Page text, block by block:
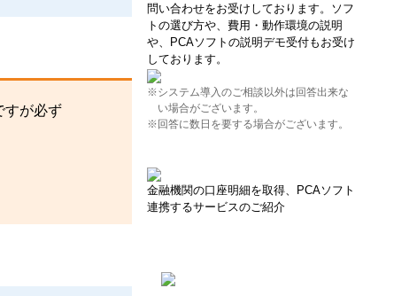
問い合わせをお受けしております。ソフ
トの選び方や、費用・動作環境の説明
や、PCAソフトの説明デモ受付もお受け
しております。
※システム導入のご相談以外は回答出来な
い場合がございます。
※回答に数日を要する場合がございます。
金融機関の口座明細を取得、PCAソフト
連携するサービスのご紹介
すが必ず